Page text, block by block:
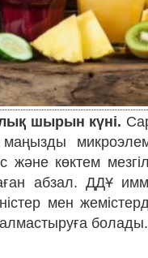
шырын күні.
және көктем
абзал. ДДҰ
мен
болады.